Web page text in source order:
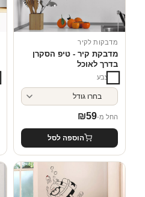
מדבקות לקיר
מדבקת קיר - טיפ הסקרן
בדרך לאוכל
צבע
החל מ- ₪59
הוספה לסל